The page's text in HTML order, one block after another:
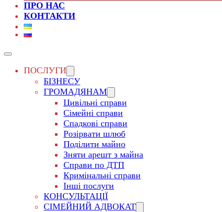
ПРО НАС
КОНТАКТИ
ПОСЛУГИ
БІЗНЕСУ
ГРОМАДЯНАМ
Цивільні справи
Сімейні справи
Спадкові справи
Розірвати шлюб
Поділити майно
Зняти арешт з майна
Справи по ДТП
Кримінальні справи
Інші послуги
КОНСУЛЬТАЦІЇ
СІМЕЙНИЙ АДВОКАТ